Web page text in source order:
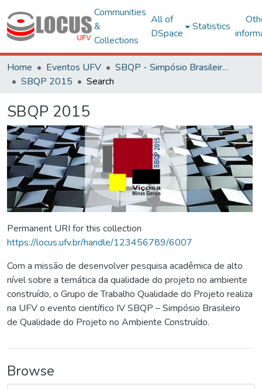
Communities
&
Collections
All of
DSpace
Statistics
Home Eventos UFV
SBQP - Simpósio Brasileiro de Qualidade do Projeto no Ambiente Construído
SBQP 2015
Search
SBQP 2015
Permanent URI for this collection
https://locus.ufv.br/handle/123456789/6007
Com a missão de desenvolver pesquisa acadêmica de alto
nível sobre a temática da qualidade do projeto no ambiente
construído, o Grupo de Trabalho Qualidade do Projeto realiza
na UFV o evento científico IV SBQP – Simpósio Brasileiro
de Qualidade do Projeto no Ambiente Construído.
Browse